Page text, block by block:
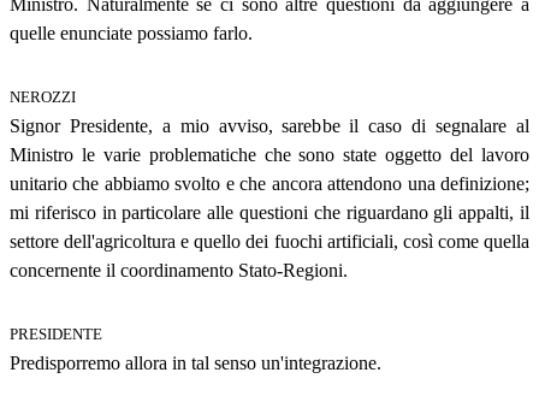
quelle enunciate possiamo farlo.
NEROZZI
Signor Presidente, a mio avviso, sarebbe il caso di segnalare al
Ministro le varie problematiche che sono state oggetto del lavoro
unitario che abbiamo svolto e che ancora attendono una definizione;
mi riferisco in particolare alle questioni che riguardano gli appalti, il
settore dell'agricoltura e quello dei fuochi artificiali, così come quella
concernente il coordinamento Stato-Regioni.
PRESIDENTE
Predisporremo allora in tal senso un'integrazione.